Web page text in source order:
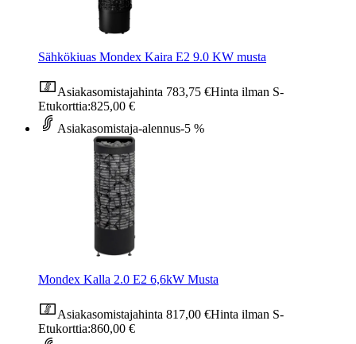
Sähkökiuas Mondex Kaira E2 9.0 KW musta
Asiakasomistajahinta 783,75 €Hinta ilman S-
Etukorttia:825,00 €
Asiakasomistaja-alennus-5 %
Mondex Kalla 2.0 E2 6,6kW Musta
Asiakasomistajahinta 817,00 €Hinta ilman S-
Etukorttia:860,00 €